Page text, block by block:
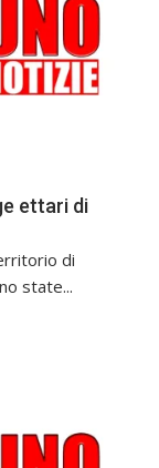
ettari di
di
state...